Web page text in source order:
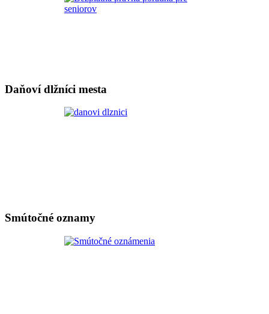
Daňoví dlžníci mesta
Smútočné oznamy